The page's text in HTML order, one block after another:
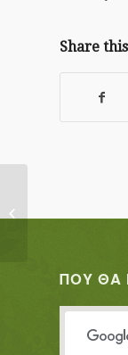
Share
ΠΟΥ ΘΑ